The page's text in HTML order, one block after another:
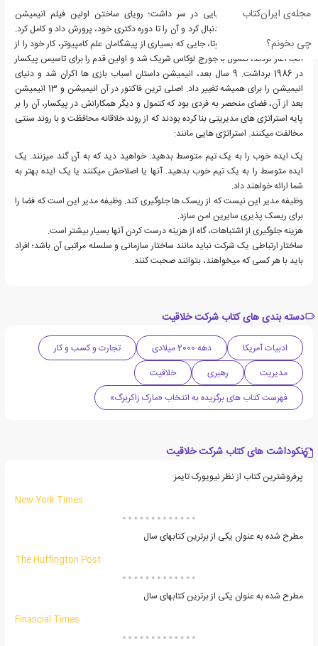
مجله‌ی ایران‌کتاب
چی بخونم؟
اد کتمول در جوانی رویایی در سر داشت؛ رویای ساختن اولین فیلم انیمیشن
کامپیوتری. او رویایش را دنبال کرد و آن را تا دوره دکتری خود، پرورش داد و کامل کرد.
در دوره دکتری دانشگاه یوتا، جایی که بسیاری از پیشگامان علم کامپیوتر، کار خود را از
آنجا آغاز کردند، کتمول با جورج لوکاس شریک شد و اولین قدم را برای تاسیس پیکسار
در 1986 برداشت. 9 سال بعد، انیمیشن داستان اسباب بازی ها اکران شد و دنیای
انیمیشن را برای همیشه تغییر داد. اصلی ترین فاکتور در آن انیمیشن و 13 انیمیشن
بعد از آن، فضای منحصر به فردی بود که کتمول و دیگر همکارانش در پیکسار، آن را بر
پایه استراتژی های مدیریتی بنا کرده بودند که از روند خلاقانه محافظت و با روند سنتی
مخالفت میکنند. استراتژی هایی مانند:
یک ایده خوب را به یک تیم متوسط بدهید. خواهید دید که به آن گند میزنند. یک
ایده متوسط را به یک تیم خوب بدهید. آنها یا اصلاحش میکنند یا یک ایده بهتر به
شما ارائه خواهند داد.
وظیفه مدیر این نیست که از ریسک ها جلوگیری کند. وظیفه مدیر این است که فضا را
برای ریسک پذیری سایرین امن سازد.
هزینه جلوگیری از اشتباهات، گاه از هزینه درست کردن آنها بسیار بیشتر است.
ساختار ارتباطی یک شرکت نباید مانند ساختار سازمانی و سلسله مراتبی آن باشد؛ افراد
باید با هر کسی که میخواهند، بتوانند صحبت کنند.
دسته بندی های کتاب شرکت خلاقیت
ادبیات آمریکا دهه 2000 میلادی
تجارت و کسب و کار
مدیریت
رهبری
خلاقیت
فهرست کتاب های برگزیده به انتخاب «مارک زاکربرگ»
نکوداشت های کتاب شرکت خلاقیت
پرفروشترین کتاب از نظر نیویورک تایمز
New York Times
مطرح شده به عنوان یکی از برترین کتابهای سال
The Huffington Post
مطرح شده به عنوان یکی از برترین کتابهای سال
Financial Times